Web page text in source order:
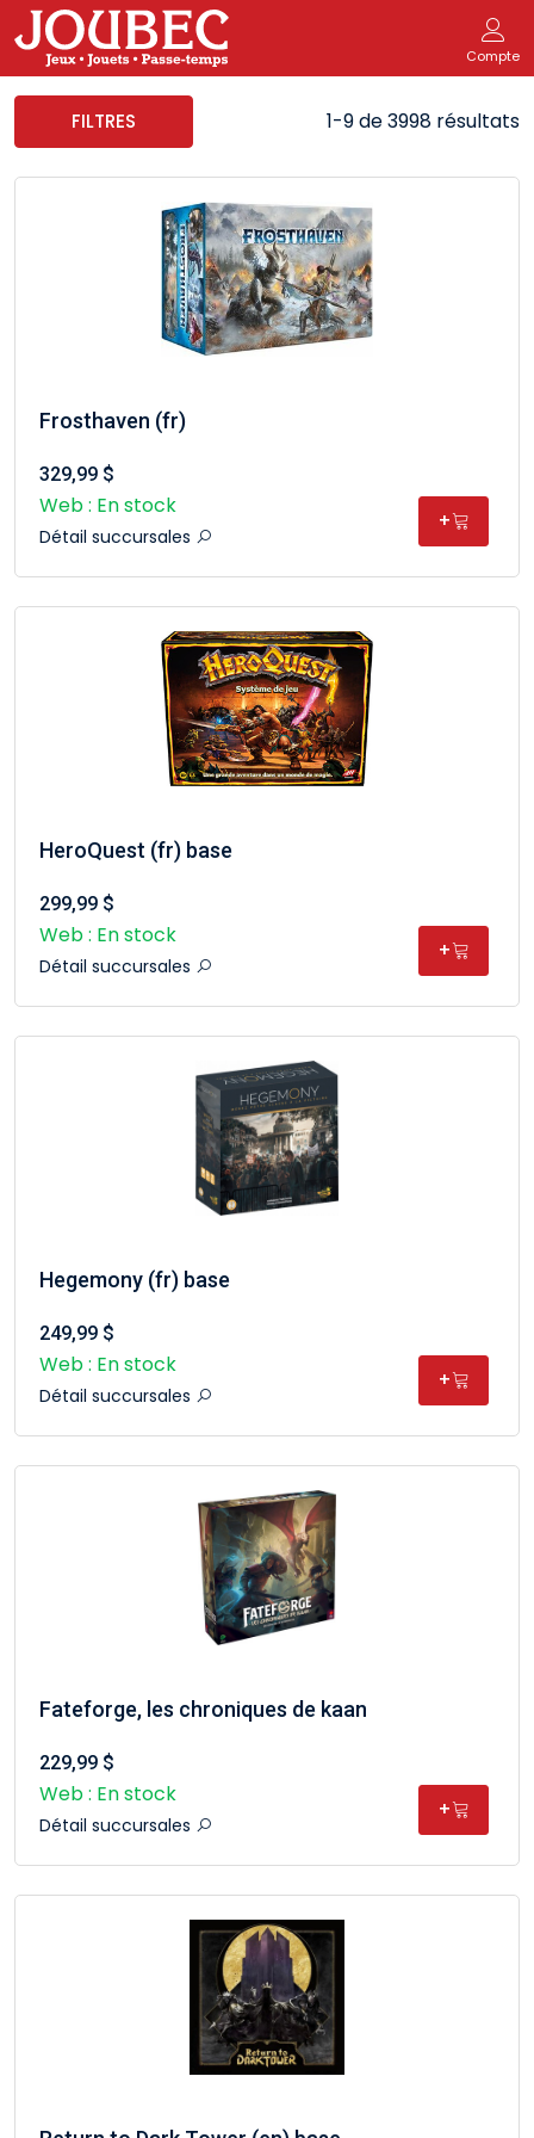
Compte
FILTRES 1-9 de 3998 résultats
Frosthaven (fr)
329,99 $
Web : En stock
Détail succursales
+
HeroQuest (fr) base
299,99 $
Web : En stock
Détail succursales
+
Hegemony (fr) base
249,99 $
Web : En stock
Détail succursales
+
Fateforge, les chroniques de kaan
229,99 $
Web : En stock
Détail succursales
+